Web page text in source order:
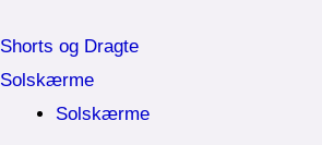
Shorts og Dragte
Solskærme
Solskærme